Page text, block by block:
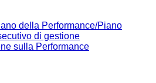
della Performance/Piano
di gestione
sulla Performance